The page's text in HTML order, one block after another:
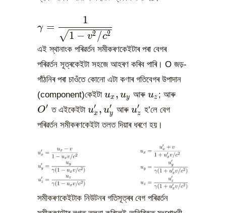
\gamma=\dfrac{1}
{\sqrt{1-v^2/c^2}}
γ =
1 − v2 /c2
1
এই স্থানাংক পৰিৱৰ্তন সমীকৰণকেইটাৰ পৰা বেগৰ
পৰিৱৰ্তন সূত্ৰকেইটা সহজে আহৰণ কৰিব পাৰি। O জড়-
গাঁঠনিৰ পৰা চাওঁতে কোনো এটা কণাৰ গতিবেগৰ উপাদান
(component)কেইটা u_x,u_y
ux , uy আৰুu_z
uz ; আৰু
O′ ত এইকেইটা u_x^{\prime},u_y^{\prime}
ux
′ , uy
′ আৰু u_z^{\prime}
uz
′ হ’লে বেগ
পৰিৱৰ্তন সমীকৰণকেইটা তলত দিয়াৰ ধৰণে হয়।
সমীকৰণকেইটাক নিউটনৰ গতিসূত্ৰৰ বেগ পৰিৱৰ্তন